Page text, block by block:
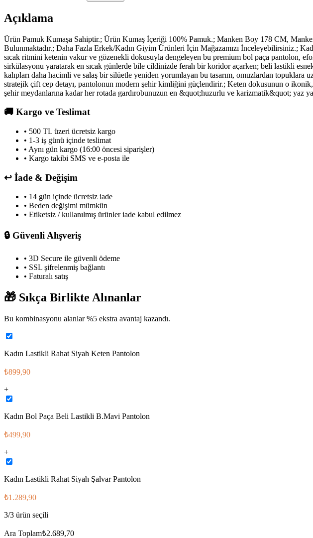
Açıklama
Ürün Pamuk Kumaşa Sahiptir.; Ürün Kumaş İçeriği 100% Pamuk.; Manken Boy 178 CM,
Bulunmaktadır.; Daha Fazla Erkek/Kadın Giyim Ürünleri İçin Mağazamızı İnceleyebilirsiniz.;
sıcak ritmini ketenin vakur ve gözenekli dokusuyla dengeleyen bu premium bol paça pantolon,
sirkülasyonu yaratarak en sıcak günlerde bile cildinizde ferah bir koridor açarken; beli lastikli
kalıpları daha hacimli ve salaş bir silüetle yeniden yorumlayan bu tasarım, omuzlardan
stratejik çift cep detayı, pantolonun modern şehir kimliğini güçlendirir.; Keten dokusunun o
şehir meydanlarına kadar her rotada gardırobunuzun en &quot;huzurlu ve karizmatik&quot; yaz
🚚 Kargo ve Teslimat
• 500 TL üzeri ücretsiz kargo
• 1-3 iş günü içinde teslimat
• Aynı gün kargo (16:00 öncesi siparişler)
• Kargo takibi SMS ve e-posta ile
↩️ İade & Değişim
• 14 gün içinde ücretsiz iade
• Beden değişimi mümkün
• Etiketsiz / kullanılmış ürünler iade kabul edilmez
🔒 Güvenli Alışveriş
• 3D Secure ile güvenli ödeme
• SSL şifrelenmiş bağlantı
• Faturalı satış
🎁 Sıkça Birlikte Alınanlar
Bu kombinasyonu alanlar %5 ekstra avantaj kazandı.
Kadın Lastikli Rahat Siyah Keten Pantolon
₺899,90
+
Kadın Bol Paça Beli Lastikli B.Mavi Pantolon
₺499,90
+
Kadın Lastikli Rahat Siyah Şalvar Pantolon
₺1.289,90
3/3 ürün seçili
Ara Toplam₺2.689,70